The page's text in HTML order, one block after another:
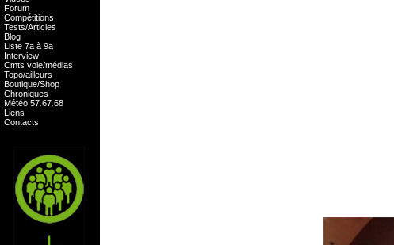
Forum
Compétitions
Tests/Articles
Blog
Liste 7a à 9a
Interview
Cmts voie/médias
Topo/ailleurs
Boutique/Shop
Chroniques
Météo 57 67 68
Liens
Contacts